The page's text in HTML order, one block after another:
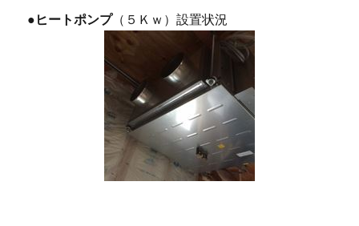
● ヒートポンプ（５Ｋｗ）設置状況